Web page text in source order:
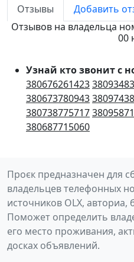
Отзывы
Добавить
Отзывов на владельца
00
Узнай кто звонит с
380676261423
380673780943
380738775717
380687715060
Проєк предназначен для
владельцев телефонных
источников OLX, авториа,
Поможет определить
его место проживания,
досках объявлений.